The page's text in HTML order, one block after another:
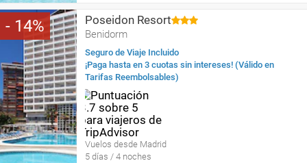
14 Poseidon Resort
Benidorm
Seguro de Viaje Incluido
¡Paga hasta en 3 cuotas sin intereses! (Válido en
Tarifas Reembolsables)
Vuelos desde Madrid
5 días / 4 noches